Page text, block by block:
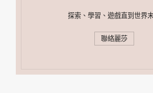
探索、學習、遊戲直到世界
聯絡麗莎